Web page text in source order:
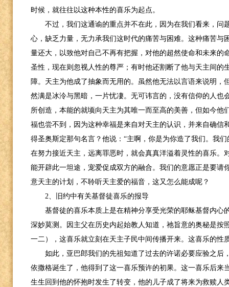
时候，就往往以这种本性的喜乐为起点。
不过，我们这通谕的重点并不在此，因为在我们看来，问
心，缺乏力量，无力承我们这时代的痛苦与困难。这种痛苦与
量还大，以致他对自己不再有把握，对他的超然使命和未来的
圣性，现在则忽视人性的尊严；有时他还割断了他与天主间的
障。天主为他成了抽象而无用的。虽然他无法以言语来说明，
然满是冰泠与黑暗，一片忧凄。无可讳言的，没有信仰的人也
所创造，本能的就顷向天主为其唯一而至高的美善，但如今他
福也尝不到，因为这种幸福是来自对天主的认识，并来自确信
得圣奥斯定那句名言？他说：“主啊，你是为你造了我们。我
在努力接近天主，远离罪恶时，就会真真洋溢着灵性的喜乐。
能开辟此一坦途，宠爱促成双方的融合。我们的意愿正是要请
意天主的计划，不聆听天主爱的福音，这又怎么能成呢？
2、旧约中有关基督徒喜乐的报导
基督徒的喜乐本质上是在精神分享受光荣的耶稣基督内心
深妙莫测。因主父在历史内起始教人知道，祂旨意的奥秘是按
一二），这喜乐就立刻在天主子民中间传播开来。这喜乐的性
如此，亚巴郎我们的先祖知道了过去的许诺必要应验之后
依撒格诞生了，他得到了这一喜乐预许的初果。这一喜乐后来
生生回到他的怀抱时发生了转变，他的儿子成了将来为救赎人